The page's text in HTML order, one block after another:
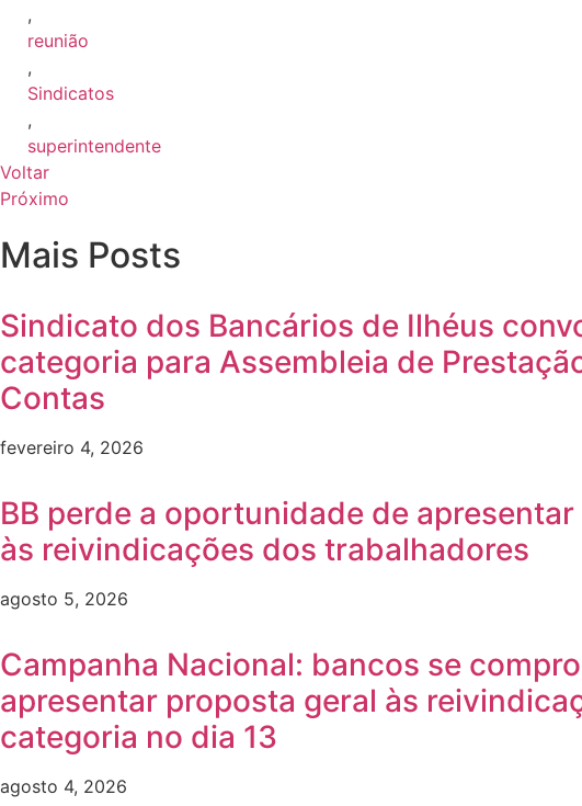
,
reunião
,
Sindicatos
,
superintendente
Voltar
Próximo
Mais Posts
Sindicato dos Bancários de Ilhéus
categoria para Assembleia de
Contas
fevereiro 4, 2026
BB perde a oportunidade de
às reivindicações dos trabalhadores
agosto 5, 2026
Campanha Nacional: bancos se
apresentar proposta geral às
categoria no dia 13
agosto 4, 2026